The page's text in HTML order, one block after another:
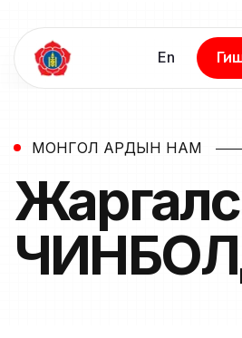
En
МОНГОЛ АРДЫН НАМ